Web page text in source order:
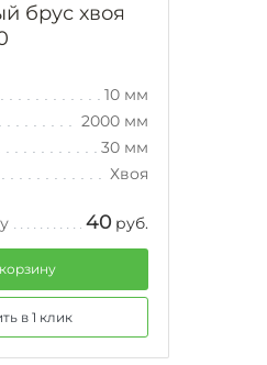
брус хвоя
10 мм
2000 мм
30 мм
Хвоя
40 руб.
в 1 клик